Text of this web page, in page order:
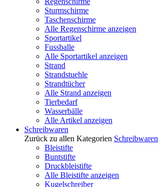
Sturmschirme
Taschenschirme
Alle Regenschirme anzeigen
Sportartikel
Fussballe
Alle Sportartikel anzeigen
Strand
Strandstuehle
Strandtücher
Alle Strand anzeigen
Tierbedarf
Wasserbälle
Alle Artikel anzeigen
Schreibwaren
Zurück zu allen Kategorien Schreibwaren
Bleistifte
Buntstifte
Druckbleistifte
Alle Bleistifte anzeigen
Kugelschreiber